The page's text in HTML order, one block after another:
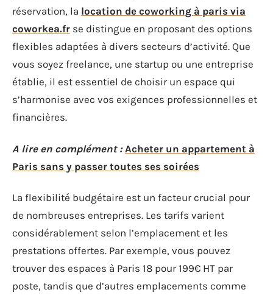
réservation, la location de coworking à paris via
coworkea.fr se distingue en proposant des options
flexibles adaptées à divers secteurs d’activité. Que
vous soyez freelance, une startup ou une entreprise
établie, il est essentiel de choisir un espace qui
s’harmonise avec vos exigences professionnelles et
financières.
A lire en complément : Acheter un appartement à
Paris sans y passer toutes ses soirées
La flexibilité budgétaire est un facteur crucial pour
de nombreuses entreprises. Les tarifs varient
considérablement selon l’emplacement et les
prestations offertes. Par exemple, vous pouvez
trouver des espaces à Paris 18 pour 199€ HT par
poste, tandis que d’autres emplacements comme